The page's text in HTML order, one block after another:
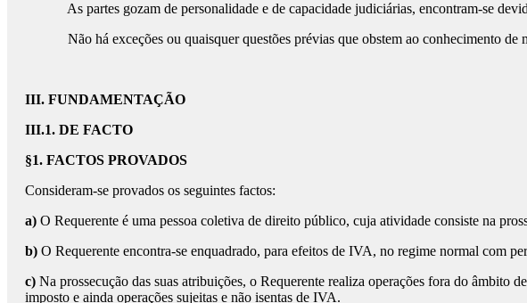
As partes gozam de personalidade e de capacidade judiciárias, encontram-se
Não há exceções ou quaisquer questões prévias que obstem ao conhecimento de
III. FUNDAMENTAÇÃO
III.1. DE FACTO
§1. FACTOS PROVADOS
Consideram-se provados os seguintes factos:
a) O Requerente é uma pessoa coletiva de direito público, cuja atividade consiste na
b) O Requerente encontra-se enquadrado, para efeitos de IVA, no regime normal com
c) Na prossecução das suas atribuições, o Requerente realiza operações fora do âmbito
imposto e ainda operações sujeitas e não isentas de IVA.